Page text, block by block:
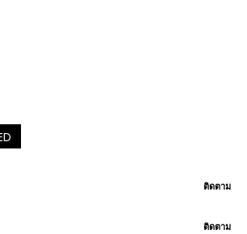
ติดตาม
ติดตาม